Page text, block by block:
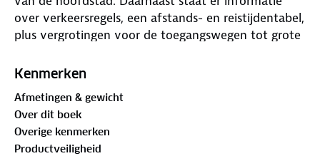
over verkeersregels, een afstands- en reistijdentabel,
plus vergrotingen voor de toegangswegen tot grote
ook lokale (hoofd)wegen.
Kenmerken
Afmetingen & gewicht
Over dit boek
Overige kenmerken
Productveiligheid